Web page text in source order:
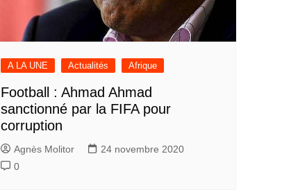
A LA UNE Actualités Afrique
Football : Ahmad Ahmad
sanctionné par la FIFA pour
corruption
Agnès Molitor
24 novembre 2020
0